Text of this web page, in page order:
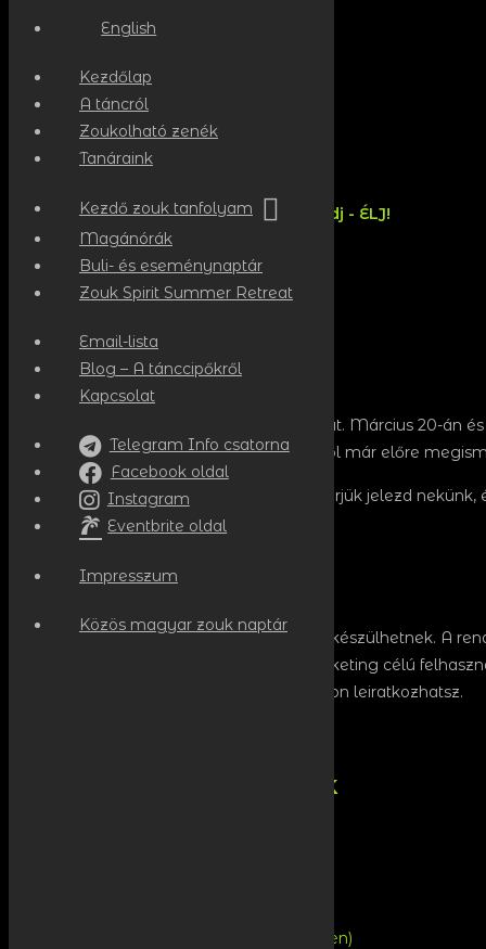
Táncolj - Áramolj - Kapcsolódj - ÉLJ!
Csoportos órák rendje
unk hétfő esténként fut. Március 20-án
Autentica SBKbuliba a tánctanításra, ahol már előre
Ha szeretnél zeneiséget tanulni, akkor kérjük jelezd
Powered byPretty Google Calendar
A rendezvényen kép- és videófelvételek készülhetnek. A
felvételeken, és a felvételek jövőbeli marketing célú
email címedre, melyről bármikor szabadon leiratkozhatsz.
Következő eseményünk
Eventbrite (új események emailben)
English
Kezdőlap
A táncról
Zoukolható zenék
Tanáraink
Kezdő zouk tanfolyam
Magánórák
Buli- és eseménynaptár
Zouk Spirit Summer Retreat
Email-lista
Blog – A tánccipőkről
Kapcsolat
Telegram Info csatorna
Facebook oldal
Instagram
Eventbrite oldal
Impresszum
Közös magyar zouk naptár